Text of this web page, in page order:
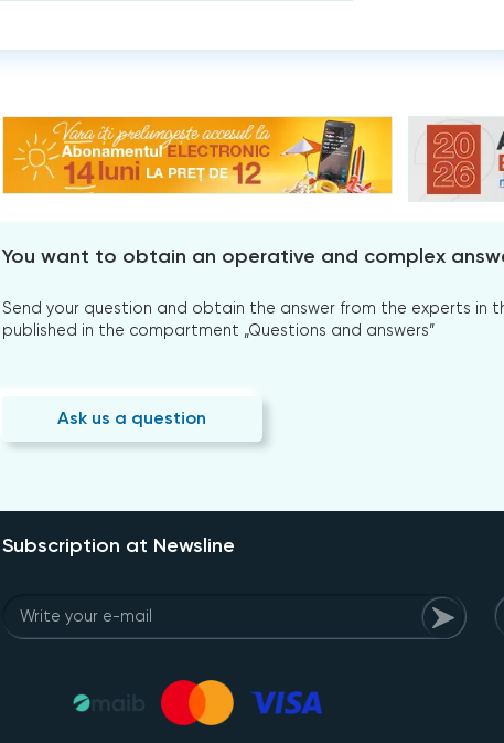
You want to obtain an operative and complex
Send your question and obtain the answer from the experts in
published in the compartment „Questions and answers”
Ask us a question
Subscription at Newsline